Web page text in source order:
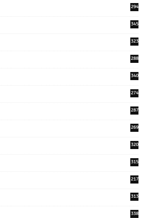
294
345
323
288
340
274
287
269
320
315
217
313
338